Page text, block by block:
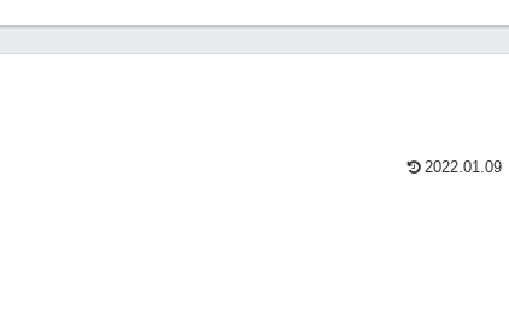
2022.01.09